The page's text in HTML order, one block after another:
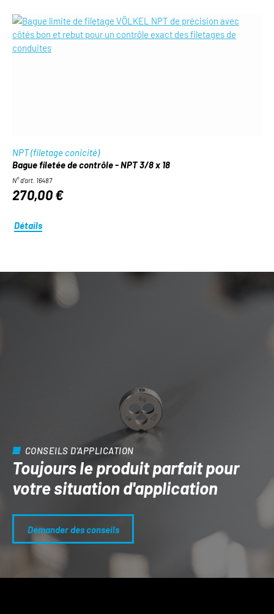
NPT (filetage conicité)
Bague filetée de contrôle - NPT 3/8 x 18
N° d'art. 16487
270,00 €
Détails
CONSEILS D'APPLICATION
Toujours le produit parfait pour
votre situation d'application
Demander des conseils